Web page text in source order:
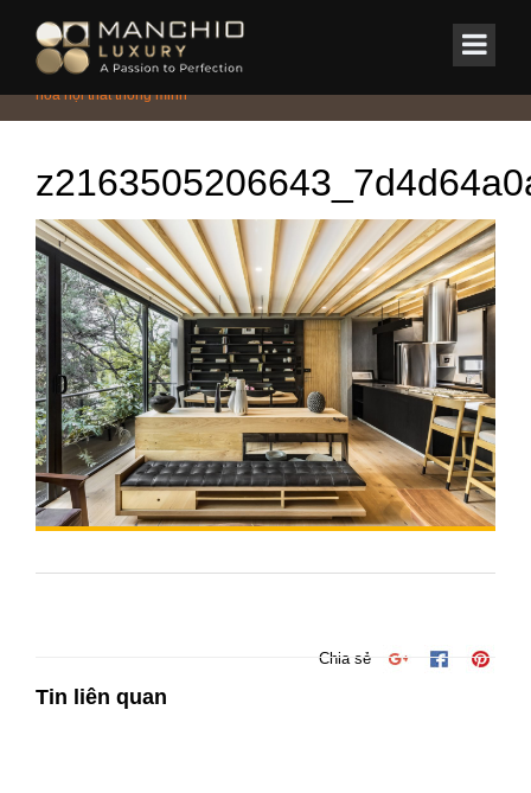
Home/Tin Tức & Sự Kiện/Đẳng cấp từ thiết kế sống xanh – Chuẩn
hóa nội thất thông minh
Chia sẻ
Tin liên quan